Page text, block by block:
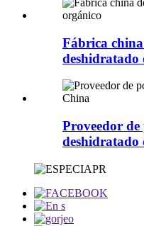
Fábrica
deshidratado
Proveedor
deshidratado